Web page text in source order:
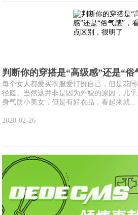
判断你的穿搭是“高级感”还是“俗
每个女人都爱买衣服爱打扮自己，但是花
径庭。当然这并非是因为外貌的原因，几
身气质小美女，但是有好衣品，看起来就...
2020-02-26